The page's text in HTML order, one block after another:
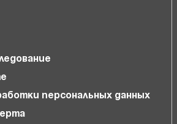
персональных данных